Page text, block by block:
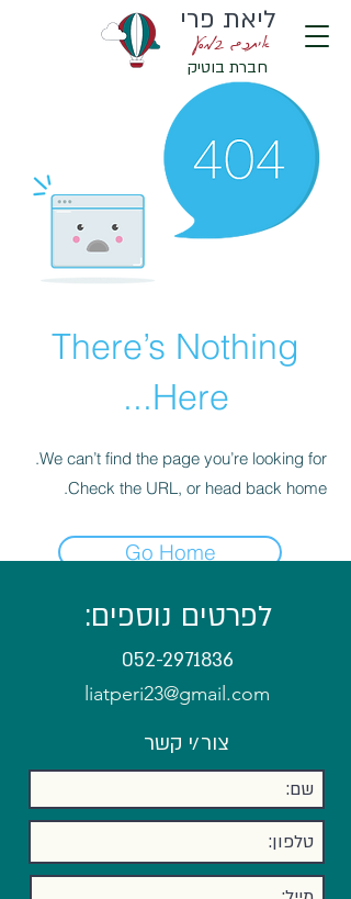
איתכם במסע
ליאת פרי
חברת בוטיק
There’s Nothing
Here...
We can’t find the page you’re looking for.
Check the URL, or head back home.
Go Home
לפרטים נוספים:
052-2971836
liatperi23@gmail.com
צור/י קשר